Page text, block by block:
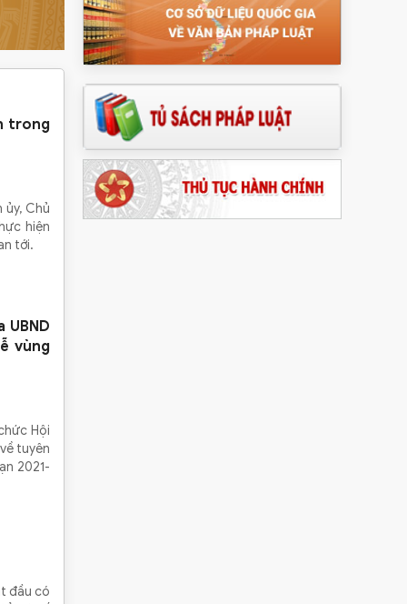
trong
ủy, Chủ
hiện
tới.
UBND
vùng
Hội
tuyên
2021-
đầu có